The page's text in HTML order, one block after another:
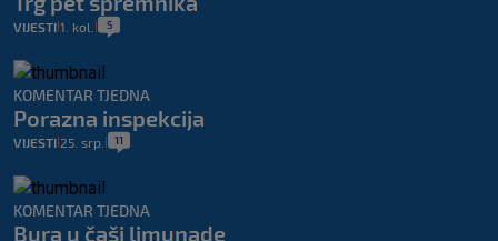
VIJESTI 1. kol. 5
KOMENTAR TJEDNA
Porazna inspekcija
VIJESTI 25. srp. 11
KOMENTAR TJEDNA
Bura u čaši limunade